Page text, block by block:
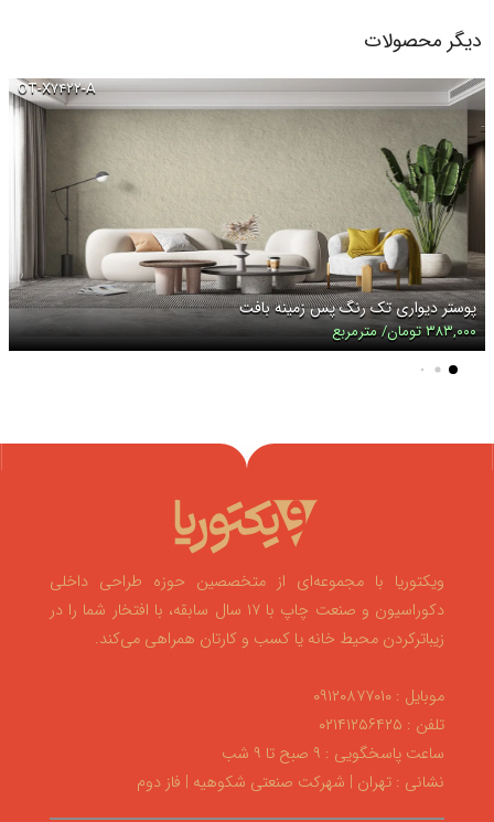
دیگر محصولات
OT-X۷۴۲۲-A
پوستر دیواری تک رنگ پس زمینه بافت
۳۸۳,۰۰۰ تومان/ مترمربع
ویکتوریا با مجموعه‌ای از متخصصین حوزه طراحی داخلی
دکوراسیون و صنعت چاپ با ۱۷ سال سابقه، با افتخار شما را در
زیباترکردن محیط خانه یا کسب و کارتان همراهی می‌کند.
موبایل : ۰۹۱۲۰۸۷۷۰۱۰
تلفن : ۰۲۱۴۱۲۵۶۴۲۵
ساعت پاسخگویی : ۹ صبح تا ۹ شب
نشانی : تهران | شهرکت صنعتی شکوهیه | فاز دوم